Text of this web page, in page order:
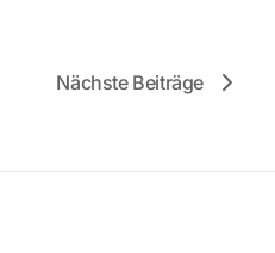
Nächste Beiträge